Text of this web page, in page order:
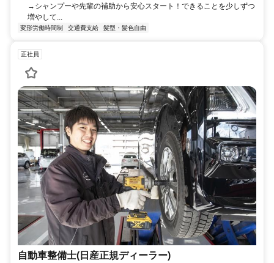
→シャンプーや先輩の補助から安心スタート！できることを少しずつ
増やして...
変形労働時間制 交通費支給 髪型・髪色自由
正社員
自動車整備士(日産正規ディーラー)